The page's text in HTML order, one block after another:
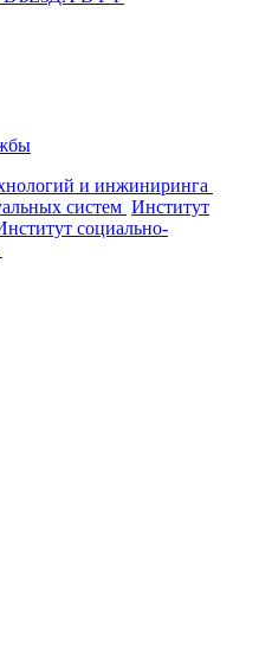
и инжиниринга
систем Институт
социально-